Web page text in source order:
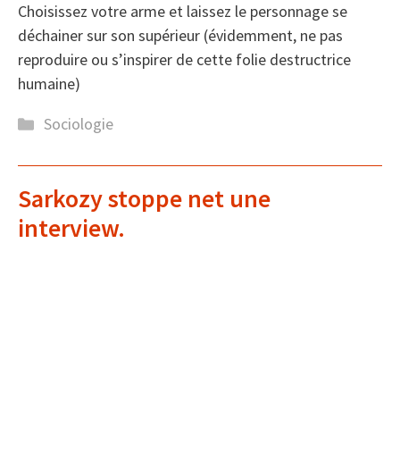
Choisissez votre arme et laissez le personnage se
déchainer sur son supérieur (évidemment, ne pas
reproduire ou s’inspirer de cette folie destructrice
humaine)
Catégories
Sociologie
Sarkozy stoppe net une
interview.